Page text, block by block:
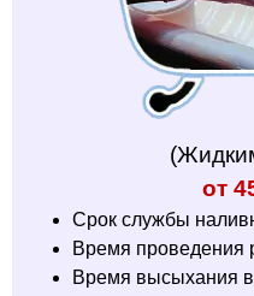
от
Срок службы
Время проведения
Время высыхания